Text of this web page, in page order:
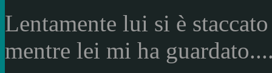
Lentamente lui si è
mentre lei mi ha